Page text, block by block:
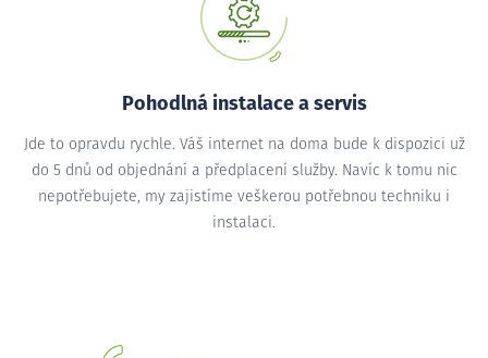
Pohodlná instalace a servis
Jde to opravdu rychle. Váš internet na doma bude k dispozici už
do 5 dnů od objednání a předplacení služby. Navíc k tomu nic
nepotřebujete, my zajistíme veškerou potřebnou techniku i
instalaci.